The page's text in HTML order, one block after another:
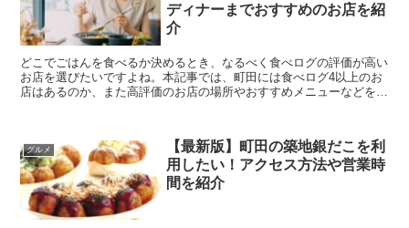
ディナーまでおすすめのお店を紹
介
どこでごはんを食べるか決めるとき、なるべく食べログの評価が高い
お店を選びたいですよね。本記事では、町田には食べログ4以上のお
店はあるのか、また高評価のお店の場所やおすすめメニューなどをま
グルメ
【最新版】町田の築地銀だこを利
用したい！アクセス方法や営業時
間を紹介